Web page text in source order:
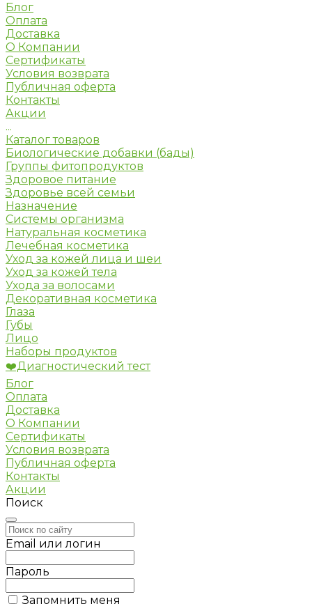
Блог
Оплата
Доставка
О Компании
Сертификаты
Условия возврата
Публичная оферта
Контакты
Акции
...
Каталог товаров
Биологические добавки (бады)
Группы фитопродуктов
Здоровое питание
Здоровье всей семьи
Назначение
Системы организма
Натуральная косметика
Лечебная косметика
Уход за кожей лица и шеи
Уход за кожей тела
Ухода за волосами
Декоративная косметика
Глаза
Губы
Лицо
Наборы продуктов
❤️Диагностический тест
Блог
Оплата
Доставка
О Компании
Сертификаты
Условия возврата
Публичная оферта
Контакты
Акции
Поиск
Email или логин
Пароль
Запомнить меня